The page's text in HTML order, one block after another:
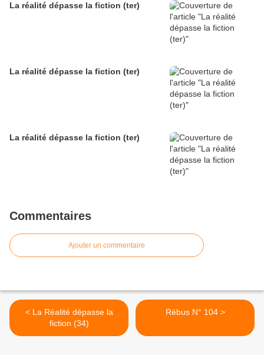
La réalité dépasse la fiction (ter)
La réalité dépasse la fiction (ter)
La réalité dépasse la fiction (ter)
Commentaires
Ajouter un commentaire
< La Réalité dépasse la
fiction (34)
Rébus N° 104 >